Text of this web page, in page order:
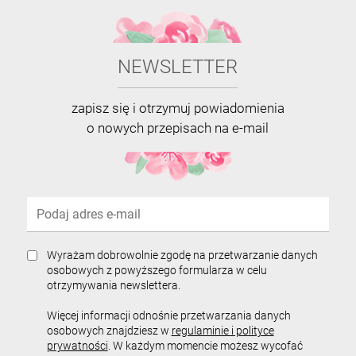
NEWSLETTER
zapisz się i otrzymuj powiadomienia
o nowych przepisach na e-mail
Wyrażam dobrowolnie zgodę na przetwarzanie danych
osobowych z powyższego formularza w celu
otrzymywania newslettera.
Więcej informacji odnośnie przetwarzania danych
osobowych znajdziesz w regulaminie i polityce
prywatności . W każdym momencie możesz wycofać